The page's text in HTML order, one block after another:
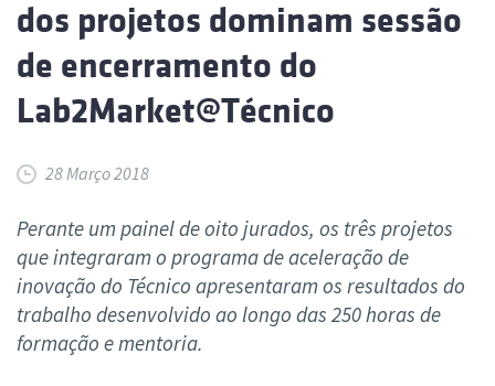
dos projetos dominam sessão
de encerramento do
Lab2Market@Técnico
28 Março 2018
Perante um painel de oito jurados, os três projetos
que integraram o programa de aceleração de
inovação do Técnico apresentaram os resultados do
trabalho desenvolvido ao longo das 250 horas de
formação e mentoria.